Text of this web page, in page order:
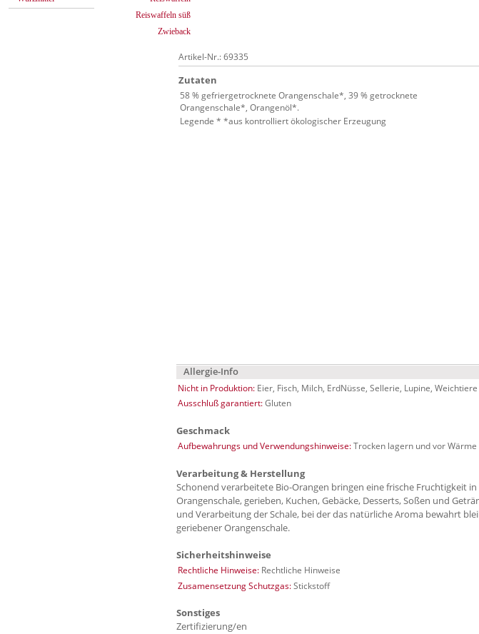
Reiswaffeln süß
Zwieback
Artikel-Nr.: 69335
Zutaten
58 % gefriergetrocknete Orangenschale*, 39 % getrocknete
Orangenschale*, Orangenöl*.
Legende * *aus kontrolliert ökologischer Erzeugung
Allergie-Info
Nicht in Produktion: Eier, Fisch, Milch, ErdNüsse, Sellerie, Lupine, Weichtiere
Ausschluß garantiert:Gluten
Geschmack
Aufbewahrungs und Verwendungshinweise:Trocken lagern und vor Wärme
Verarbeitung & Herstellung
Schonend verarbeitete Bio-Orangen bringen eine frische Fruchtigkeit
Orangenschale, gerieben, Kuchen, Gebäcke, Desserts, Soßen und
und Verarbeitung der Schale, bei der das natürliche Aroma bewahrt
geriebener Orangenschale.
Sicherheitshinweise
Rechtliche Hinweise: Rechtliche Hinweise
Zusamensetzung Schutzgas:Stickstoff
Sonstiges
Zertifizierung/en